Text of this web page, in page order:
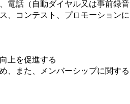
電話（自動ダイヤル又は事前録音
、コンテスト、プロモーションに
上を促進する
、また、メンバーシップに関する